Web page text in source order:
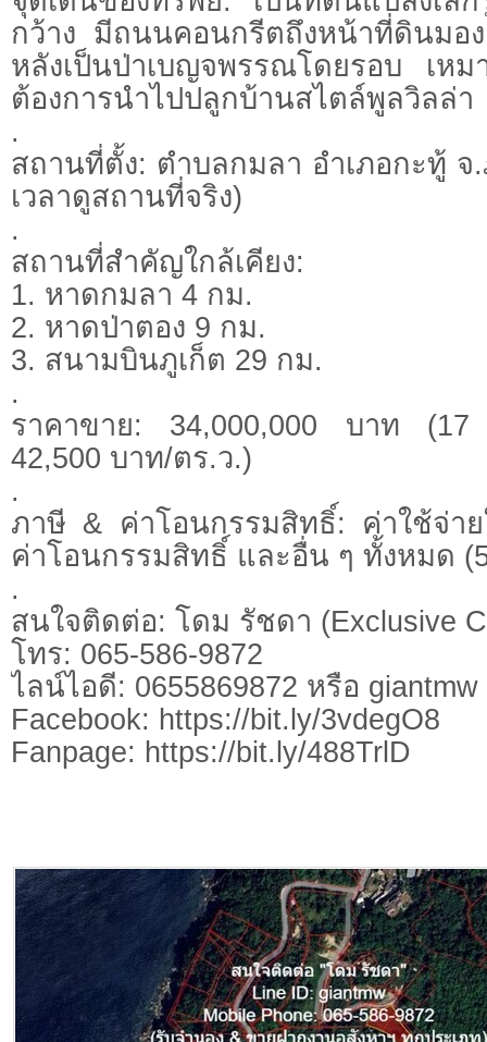
กว้าง มีถนนคอนกรีตถึงหน้าที่ดินมอ
หลังเป็นป่าเบญจพรรณโดยรอบ เหม
ต้องการนำไปปลูกบ้านสไตล์พูลวิลล่า
.
สถานที่ตั้ง: ตำบลกมลา อำเภอกะทู้
เวลาดูสถานที่จริง)
.
สถานที่สำคัญใกล้เคียง:
1. หาดกมลา 4 กม.
2. หาดป่าตอง 9 กม.
3. สนามบินภูเก็ต 29 กม.
.
ราคาขาย: 34,000,000 บาท
42,500 บาท/ตร.ว.)
.
ภาษี & ค่าโอนกรรมสิทธิ์: ค่าใช้จ่าย
ค่าโอนกรรมสิทธิ์ และอื่น ๆ ทั้งหมด
.
สนใจติดต่อ: โดม รัชดา (Exclusive
โทร: 065-586-9872
ไลน์ไอดี: 0655869872 หรือ
Facebook: https://bit.ly/3vdegO8
Fanpage: https://bit.ly/488TrlD